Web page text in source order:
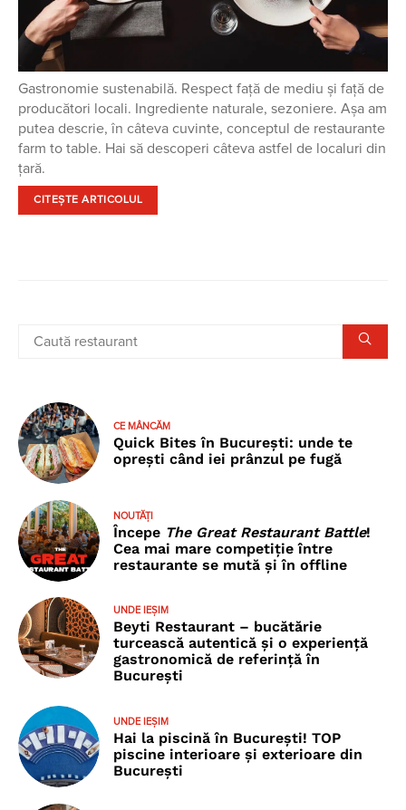
Gastronomie sustenabilă. Respect față de mediu și față de
producători locali. Ingrediente naturale, sezoniere. Așa am
putea descrie, în câteva cuvinte, conceptul de restaurante
farm to table. Hai să descoperi câteva astfel de localuri din
țară.
CITEȘTE ARTICOLUL
CE MÂNCĂM
Quick Bites în București: unde te
oprești când iei prânzul pe fugă
NOUTĂȚI
Începe The Great Restaurant Battle!
Cea mai mare competiție între
restaurante se mută și în offline
UNDE IEȘIM
Beyti Restaurant – bucătărie
turcească autentică și o experiență
gastronomică de referință în
București
UNDE IEȘIM
Hai la piscină în București! TOP
piscine interioare și exterioare din
București